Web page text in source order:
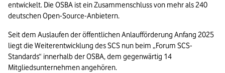
entwickelt. Die OSBA ist ein Zusammenschluss von mehr als 240
deutschen Open-Source-Anbietern.
Seit dem Auslaufen der öffentlichen Anlaufförderung Anfang 2025
liegt die Weiterentwicklung des SCS nun beim „Forum SCS-
Standards“ innerhalb der OSBA, dem gegenwärtig 14
Mitgliedsunternehmen angehören.